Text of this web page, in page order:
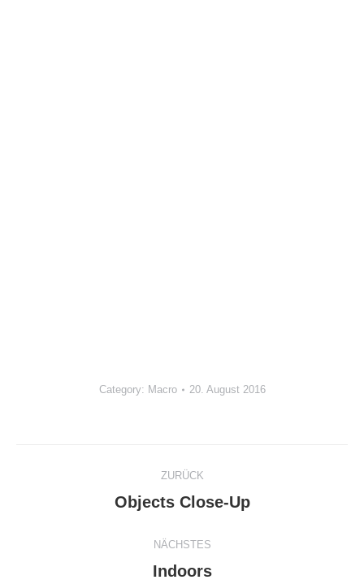
Category: Macro 20. August 2016
Navigation
ZURÜCK
Vorheriges
Objects Close-Up
NÄCHSTES
Nächstes
Indoors